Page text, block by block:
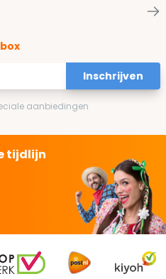
Inschrijven
aanbiedingen
tijdlijn